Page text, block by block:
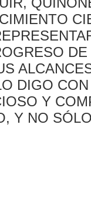
DIGO
Y
Y NO